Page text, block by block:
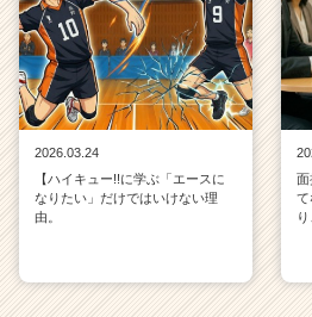
2026.03.24
【ハイキュー!!に学ぶ「エースに
なりたい」だけではいけない理
由。
面
て